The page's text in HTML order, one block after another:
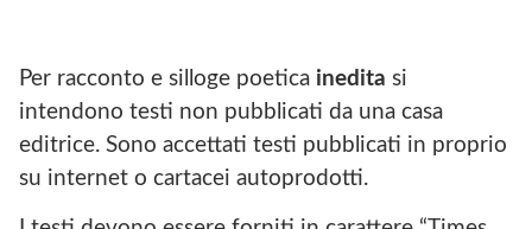
Per racconto e silloge poetica inedita si
intendono testi non pubblicati da una casa
editrice. Sono accettati testi pubblicati in proprio
su internet o cartacei autoprodotti.